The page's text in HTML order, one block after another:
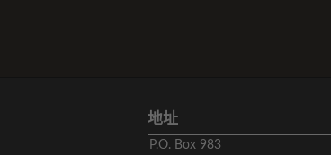
地址
P.O. Box 983